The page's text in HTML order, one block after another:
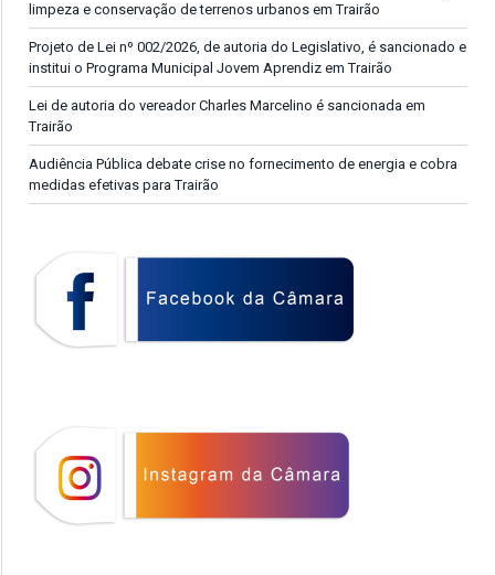
limpeza e conservação de terrenos urbanos em Trairão
Projeto de Lei nº 002/2026, de autoria do Legislativo, é sancionado e
institui o Programa Municipal Jovem Aprendiz em Trairão
Lei de autoria do vereador Charles Marcelino é sancionada em
Trairão
Audiência Pública debate crise no fornecimento de energia e cobra
medidas efetivas para Trairão